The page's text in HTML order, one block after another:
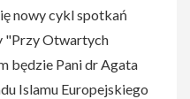
nowy cykl spotkań
"Przy Otwartych
będzie Pani dr Agata
Islamu Europejskiego